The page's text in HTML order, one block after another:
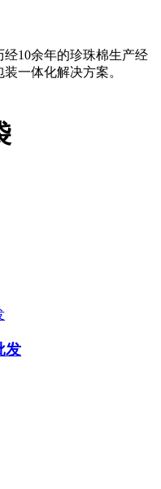
10余年的珍珠棉生产经
一体化解决方案。
发